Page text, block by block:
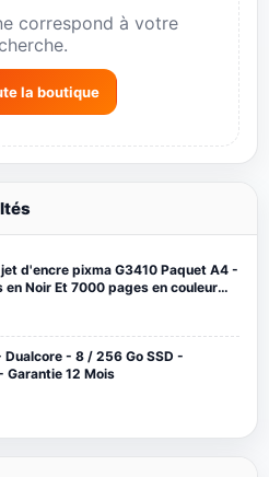
correspond à votre
d'encre pixma G3410 Paquet A4 -
Noir Et 7000 pages en couleur
Garantie 12 Mois